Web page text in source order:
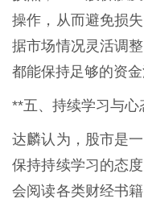
操作，从而避免损
据市场情况灵活调
都能保持足够的资金
**五、持续学习与心
达麟认为，股市是
保持持续学习的态
会阅读各类财经书